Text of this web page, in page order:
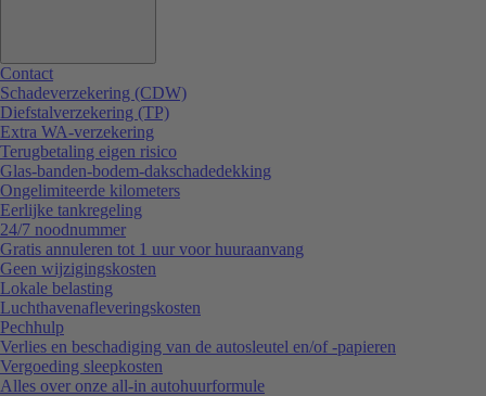
Contact
Schadeverzekering (CDW)
Diefstalverzekering (TP)
Extra WA-verzekering
Terugbetaling eigen risico
Glas-banden-bodem-dakschadedekking
Ongelimiteerde kilometers
Eerlijke tankregeling
24/7 noodnummer
Gratis annuleren tot 1 uur voor huuraanvang
Geen wijzigingskosten
Lokale belasting
Luchthavenafleveringskosten
Pechhulp
Verlies en beschadiging van de autosleutel en/of -papieren
Vergoeding sleepkosten
Alles over onze all-in autohuurformule